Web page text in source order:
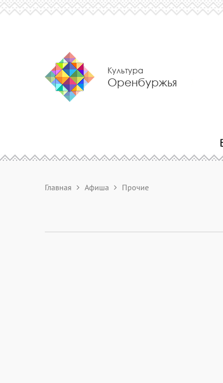
Культура
Оренбуржья
Главная Афиша Прочие